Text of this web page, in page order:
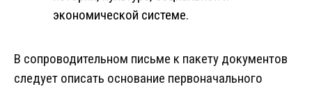
экономической системе.
В сопроводительном письме к пакету документов
следует описать основание первоначального